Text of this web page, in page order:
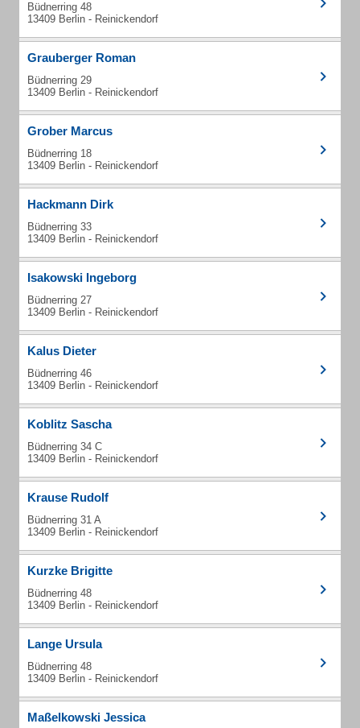
Büdnerring 48
13409 Berlin - Reinickendorf
Grauberger Roman
Büdnerring 29
13409 Berlin - Reinickendorf
Grober Marcus
Büdnerring 18
13409 Berlin - Reinickendorf
Hackmann Dirk
Büdnerring 33
13409 Berlin - Reinickendorf
Isakowski Ingeborg
Büdnerring 27
13409 Berlin - Reinickendorf
Kalus Dieter
Büdnerring 46
13409 Berlin - Reinickendorf
Koblitz Sascha
Büdnerring 34 C
13409 Berlin - Reinickendorf
Krause Rudolf
Büdnerring 31 A
13409 Berlin - Reinickendorf
Kurzke Brigitte
Büdnerring 48
13409 Berlin - Reinickendorf
Lange Ursula
Büdnerring 48
13409 Berlin - Reinickendorf
Maßelkowski Jessica